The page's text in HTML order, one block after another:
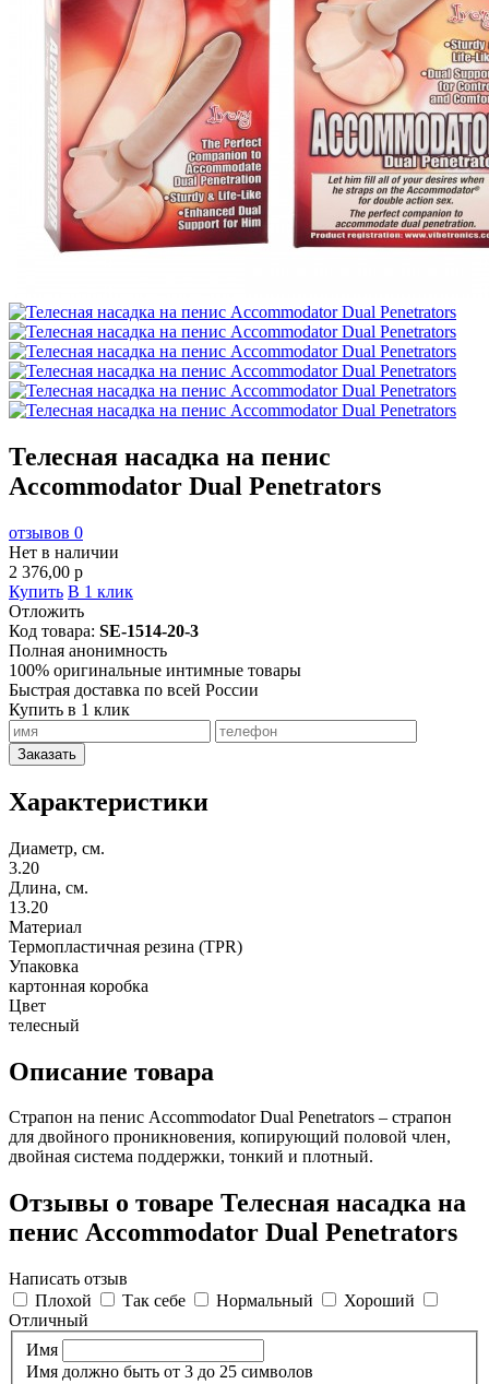
Телесная насадка на пенис
Accommodator Dual Penetrators
отзывов 0
Нет в наличии
2 376,00 p
Купить В 1 клик
Отложить
Код товара: SE-1514-20-3
Полная анонимность
100% оригинальные интимные товары
Быстрая доставка по всей России
Купить в 1 клик
Заказать
Характеристики
Диаметр, см.
3.20
Длина, см.
13.20
Материал
Термопластичная резина (TPR)
Упаковка
картонная коробка
Цвет
телесный
Описание товара
Страпон на пенис Accommodator Dual Penetrators – страпон
для двойного проникновения, копирующий половой член,
двойная система поддержки, тонкий и плотный.
Отзывы о товаре Телесная насадка на
пенис Accommodator Dual Penetrators
Написать отзыв
Плохой
Так себе Нормальный
Хороший
Отличный
Имя
Имя должно быть от 3 до 25 символов